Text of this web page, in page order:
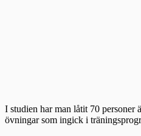
I studien har man låtit 70
övningar som ingick i